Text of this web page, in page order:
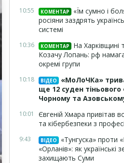
10:55 КОМЕНТАР
«Їм сумно і
росіяни заздрять
системі
10:36 КОМЕНТАР
На Харківщині
Козачу Лопань: рф
окремі групи
10:18 ВІДЕО
«МоЛоЧКа»
ще 12 суден
Чорному та
10:01
Євгеній Хмара привітав
та кібербезпеки з
9:43 ВІДЕО
«Тунгуска» проти
«Орланів»: як українські
захищають Суми